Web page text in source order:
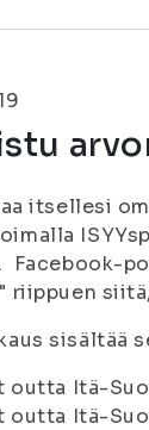
itsellesi
Facebook-
riippuen
sisältää
outta Itä-
outta Itä-